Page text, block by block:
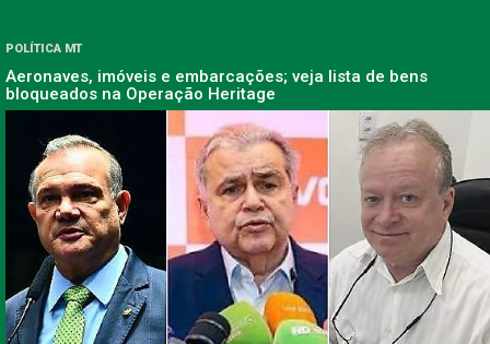
POLÍTICA MT
Aeronaves, imóveis e embarcações; veja lista de bens
bloqueados na Operação Heritage